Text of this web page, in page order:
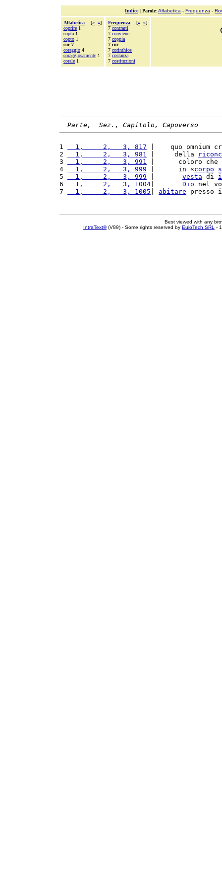
Indice| Parole: Alfabetica - Frequenza -
Alfabetica [« »]
coprire 1
copta 1
copto 1
cor 7
coraggio 4
coraggiosamente 1
corale 1
Frequenza [« »]
7 contratti
7 conviene
7 coppia
7 cor
7 corinthios
7 costanza
7 costituzioni
Parte,  Sez., Capitolo, Capoverso
1
  1,     2,   3, 817
|    quo omnium
2
  1,     2,   3, 981
|     della
3
  1,     2,   3, 991
|      coloro che
4
  1,     2,   3, 999
|      in «corpo
5
  1,     2,   3, 999
vesta di
6
  1,     2,   3, 1004
Dio nel
7
  1,     2,   3, 1005
abitare
Best viewed with any
IntraText®(V89) - Some rights reserved by EuloTech SRL -